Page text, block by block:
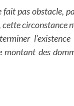
pas obstacle,
circonstance
des